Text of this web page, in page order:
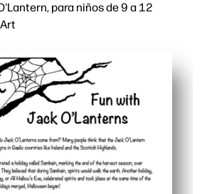
para niños de 9 a 12